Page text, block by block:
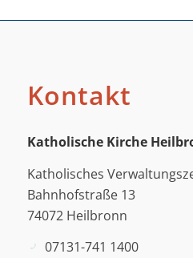
Kontakt
Katholische Kirche
Katholisches
Bahnhofstraße 13
74072 Heilbronn
07131-741 1400